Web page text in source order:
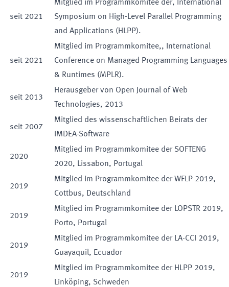
seit 2021
Mitglied im Programmkomitee der,
International
Symposium on High-Level Parallel Programming
and Applications (HLPP).
seit 2021
Mitglied im Programmkomitee,,
International
Conference on Managed Programming Languages
& Runtimes (MPLR).
seit 2013
Herausgeber von Open Journal of Web
Technologies, 2013
seit 2007
Mitglied des wissenschaftlichen Beirats der
IMDEA-Software
2020
Mitglied im Programmkomitee der SOFTENG
2020, Lissabon, Portugal
2019
Mitglied im Programmkomitee der WFLP 2019,
Cottbus, Deutschland
2019
Mitglied im Programmkomitee der LOPSTR 2019,
Porto, Portugal
2019
Mitglied im Programmkomitee der LA-CCI 2019,
Guayaquil, Ecuador
2019
Mitglied im Programmkomitee der HLPP 2019,
Linköping, Schweden